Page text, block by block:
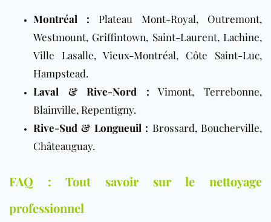
Montréal : Plateau Mont-Royal, Outremont,
Westmount, Griffintown, Saint-Laurent, Lachine,
Ville Lasalle, Vieux-Montréal, Côte Saint-Luc,
Hampstead.
Laval & Rive-Nord : Vimont, Terrebonne,
Blainville, Repentigny.
Rive-Sud & Longueuil : Brossard, Boucherville,
Châteauguay.
FAQ : Tout savoir sur le nettoyage
professionnel